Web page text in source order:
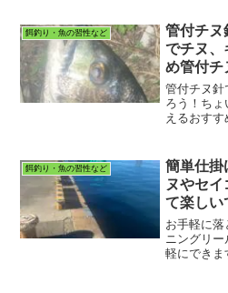
餌釣り・魚の習性など
管付チヌ
でチヌ、
め管付チ
ご紹介。
管付チヌ針
ろう！ち
えるおす
餌釣り・魚の習性など
簡単仕掛
ヌやセ
て楽しい
ルとジグ
お手軽に
ニングリ
軽にできま